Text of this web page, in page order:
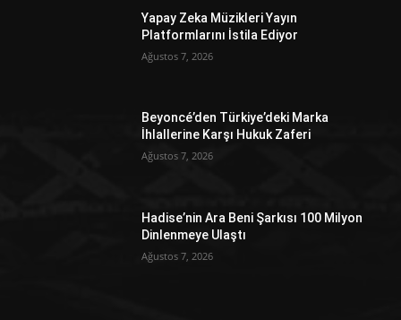
Yapay Zeka Müzikleri Yayın
Platformlarını İstila Ediyor
Ağustos 7, 2026
Beyoncé’den Türkiye’deki Marka
İhlallerine Karşı Hukuk Zaferi
Ağustos 7, 2026
Hadise’nin Ara Beni Şarkısı 100 Milyon
Dinlenmeye Ulaştı
Ağustos 7, 2026